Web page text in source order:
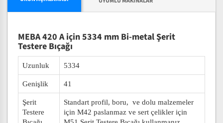
MEBA 420 A için 5334 mm Bi-metal Şerit
Testere Bıçağı
Uzunluk 5334
Genişlik 41
Şerit
Testere
Standart profil, boru, ve dolu malzemeler
için M42 paslanmaz ve sert çelikler için